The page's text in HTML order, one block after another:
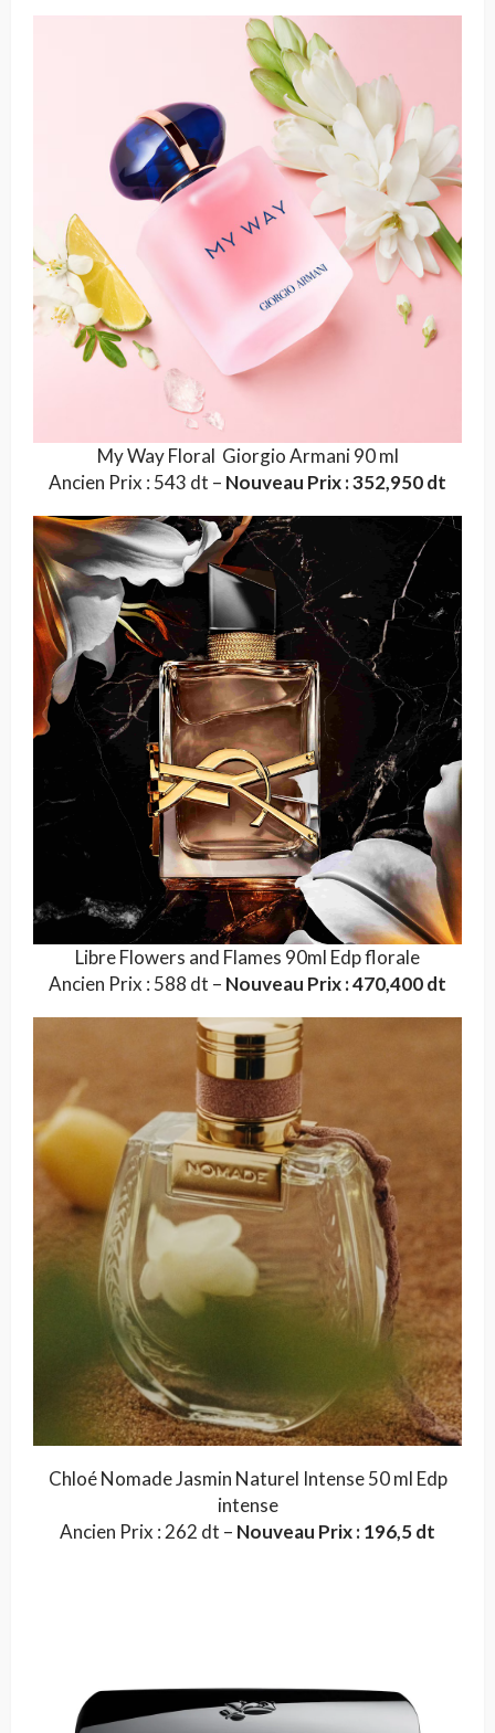
My Way Floral Giorgio Armani 90 ml
Ancien Prix : 543 dt – Nouveau Prix : 352,950 dt
Libre Flowers and Flames 90ml Edp florale
Ancien Prix : 588 dt – Nouveau Prix : 470,400 dt
Chloé Nomade Jasmin Naturel Intense 50 ml Edp
intense
Ancien Prix : 262 dt – Nouveau Prix : 196,5 dt